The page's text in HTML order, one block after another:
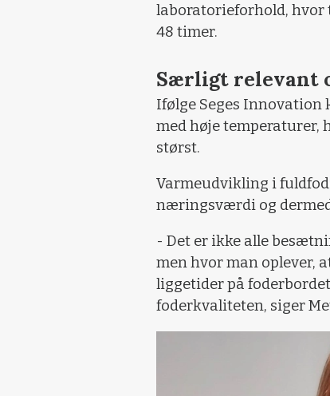
laboratorieforhold,
48 timer.
Særligt relevant
Ifølge Seges
med høje temperaturer,
størst.
Varmeudvikling i
næringsværdi og
- Det er ikke alle
men hvor man oplever,
liggetider på
foderkvaliteten, siger